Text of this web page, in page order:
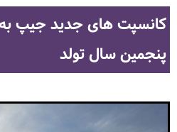
کانسپت های جدید جیپ
پنجمین سال تولد